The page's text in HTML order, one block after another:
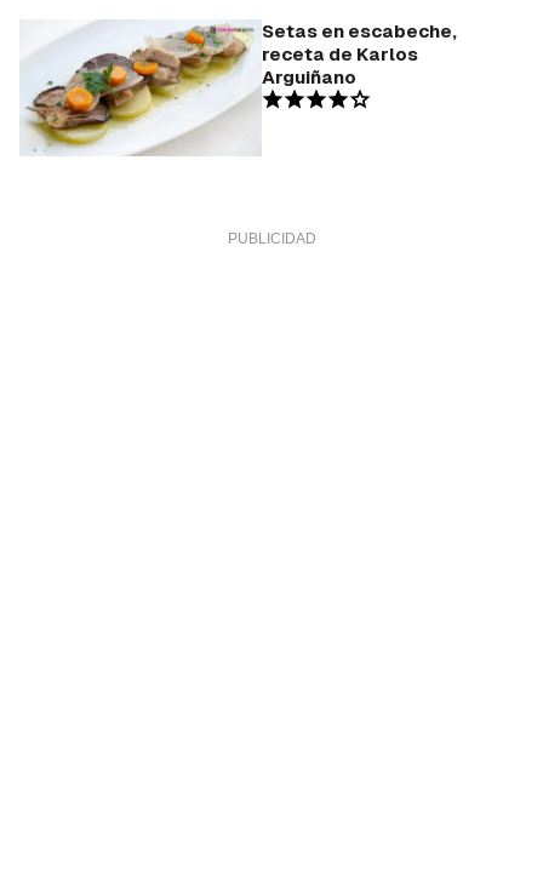
Setas en escabeche,
receta de Karlos
Arguiñano